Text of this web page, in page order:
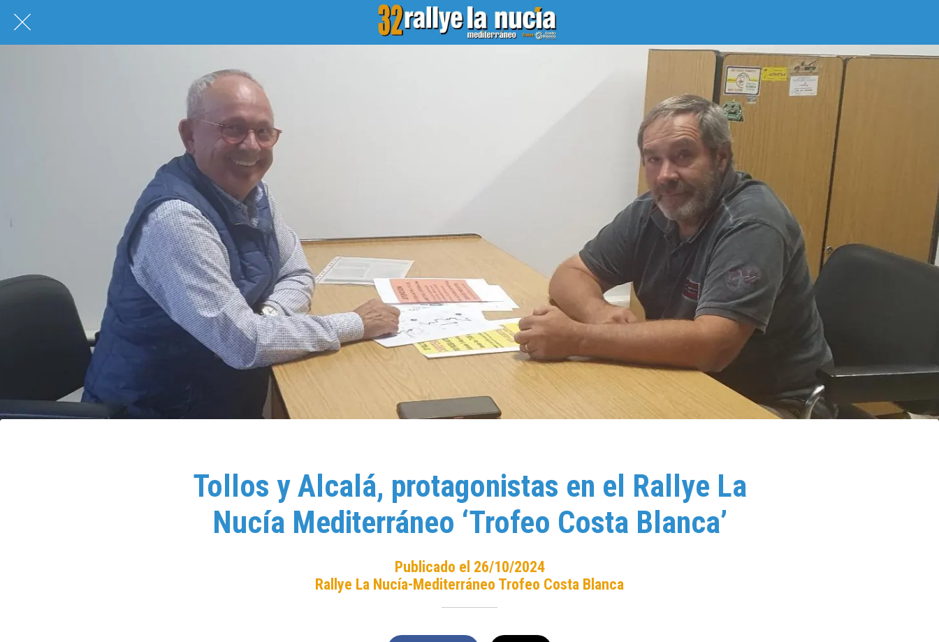
Tollos y Alcalá, protagonistas en el Rallye La
Nucía Mediterráneo ‘Trofeo Costa Blanca’
Publicado el 26/10/2024
Rallye La Nucía-Mediterráneo Trofeo Costa Blanca